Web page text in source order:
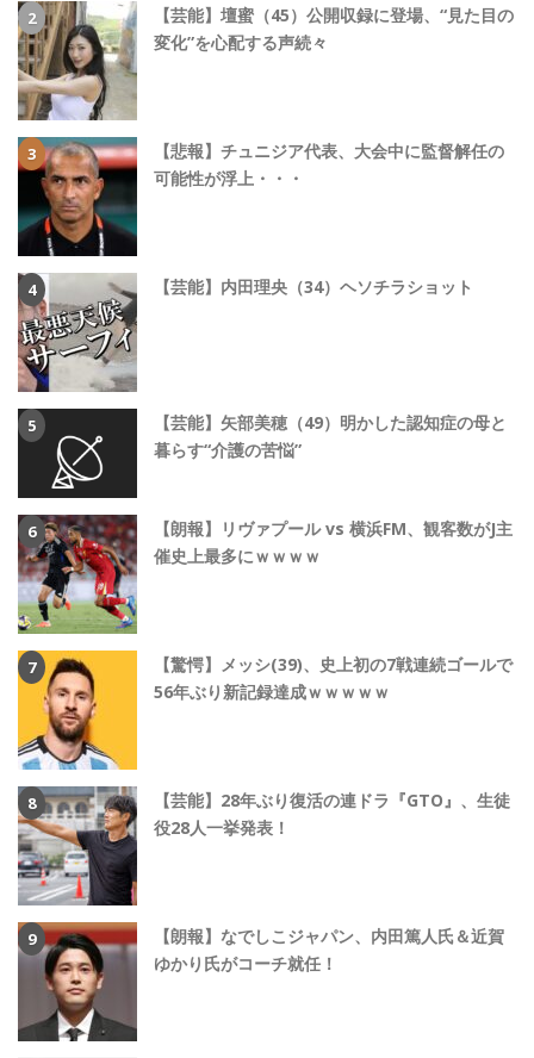
【芸能】壇蜜（45）公開収録に登場、“見た目の
変化”を心配する声続々
【悲報】チュニジア代表、大会中に監督解任の
可能性が浮上・・・
【芸能】内田理央（34）ヘソチラショット
【芸能】矢部美穂（49）明かした認知症の母と
暮らす“介護の苦悩”
【朗報】リヴァプール vs 横浜FM、観客数がJ主
催史上最多にｗｗｗｗ
【驚愕】メッシ(39)、史上初の7戦連続ゴールで
56年ぶり新記録達成ｗｗｗｗｗ
【芸能】28年ぶり復活の連ドラ『GTO』、生徒
役28人一挙発表！
【朗報】なでしこジャパン、内田篤人氏＆近賀
ゆかり氏がコーチ就任！